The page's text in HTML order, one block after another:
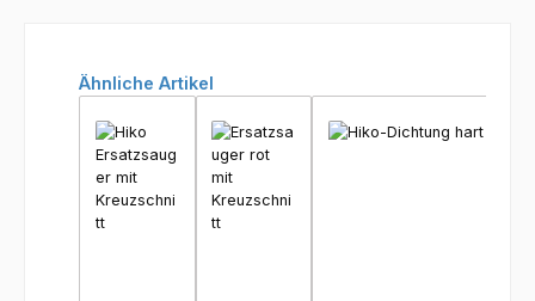
Produktgalerie überspringen
Ähnliche Artikel